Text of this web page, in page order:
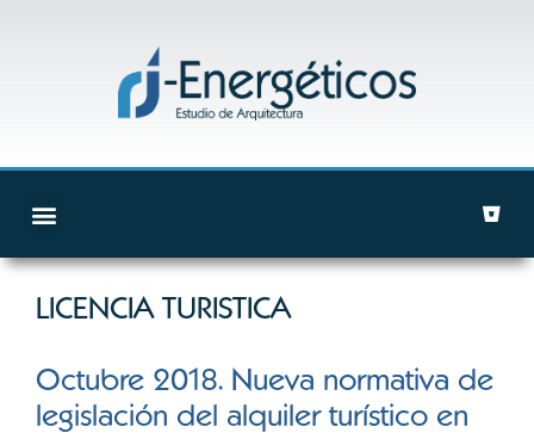
LICENCIA TURISTICA
Octubre 2018. Nueva normativa de
legislación del alquiler turístico en